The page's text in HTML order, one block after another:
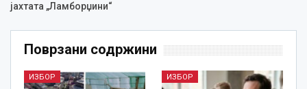
јахтата „Ламборџини“
Поврзани содржини
ИЗБОР ИЗБОР